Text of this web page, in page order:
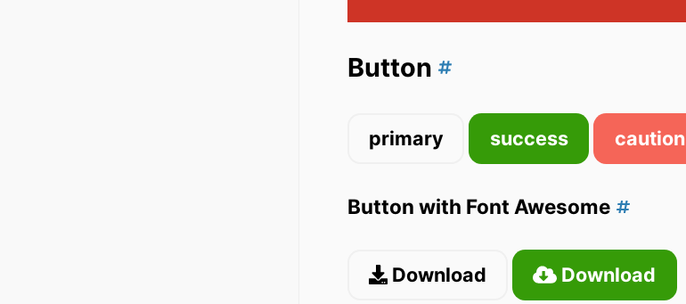
Button
primary success caution
Button with Font Awesome
Download Download